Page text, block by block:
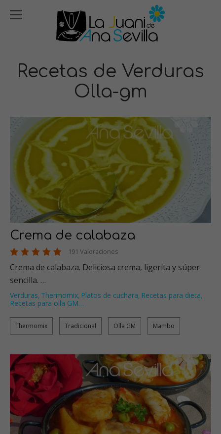
Recetas de Verduras
Olla-gm
Crema de calabaza
191 Valoraciones
Crema de calabaza. Deliciosa crema, ligerita y súper
sencilla. …
Verduras, Thermomix, Platos de cuchara, Recetas para dieta,
Recetas para olla GM…
Thermomix Tradicional Olla GM Mambo